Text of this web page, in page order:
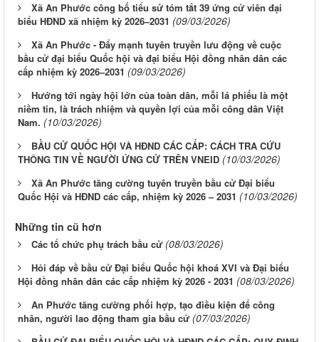
Xã An Phước công bố tiểu sử tóm tắt 39 ứng cử viên đại
biểu HĐND xã nhiệm kỳ 2026–2031 (09/03/2026)
Xã An Phước - Đẩy mạnh tuyên truyền lưu động về cuộc
bầu cử đại biểu Quốc hội và đại biểu Hội đồng nhân dân các
cấp nhiệm kỳ 2026–2031 (09/03/2026)
Hướng tới ngày hội lớn của toàn dân, mỗi lá phiếu là một
niềm tin, là trách nhiệm và quyền lợi của mỗi công dân Việt
Nam. (10/03/2026)
BẦU CỬ QUỐC HỘI VÀ HĐND CÁC CẤP: CÁCH TRA CỨU
THÔNG TIN VỀ NGƯỜI ỨNG CỬ TRÊN VNEID (10/03/2026)
Xã An Phước tăng cường tuyên truyền bầu cử Đại biểu
Quốc Hội và HĐND các cấp, nhiệm kỳ 2026 – 2031 (10/03/2026)
Những tin cũ hơn
Các tổ chức phụ trách bầu cử (08/03/2026)
Hỏi đáp về bầu cử Đại biểu Quốc hội khoá XVI và Đại biểu
Hội đồng nhân dân các cấp nhiệm kỳ 2026 - 2031 (08/03/2026)
An Phước tăng cường phối hợp, tạo điều kiện để công
nhân, người lao động tham gia bầu cử (07/03/2026)